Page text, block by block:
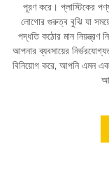
পূরণ করে। প্লাস্টিকের
লোগোর গুরুত্ব বুঝি যা
পদ্ধতি কঠোর মান নিয়ন্ত্রণ
আপনার ব্যবসায়ের
বিনিয়োগ করে, আপনি এমন